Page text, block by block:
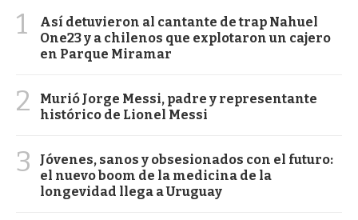
1
Así detuvieron al cantante de trap Nahuel
One23 y a chilenos que explotaron un cajero
en Parque Miramar
2
Murió Jorge Messi, padre y representante
histórico de Lionel Messi
3
Jóvenes, sanos y obsesionados con el futuro:
el nuevo boom de la medicina de la
longevidad llega a Uruguay